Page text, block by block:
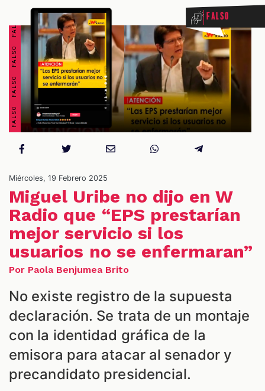
Falso
Miércoles, 19 Febrero 2025
Miguel Uribe no dijo en W
Radio que “EPS prestarían
mejor servicio si los
usuarios no se enfermaran”
Por Paola Benjumea Brito
No existe registro de la supuesta
declaración. Se trata de un montaje
con la identidad gráfica de la
emisora para atacar al senador y
precandidato presidencial.